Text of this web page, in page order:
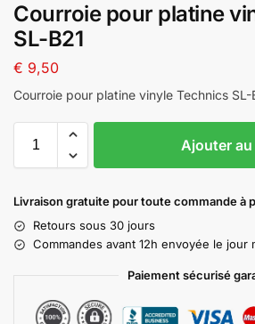
Courroie pour platine
SL-B21
€ 9,50
Courroie pour platine vinyle Technics SL-
Ajouter
Livraison gratuite pour toute commande à
Retours sous 30 jours
Commandes avant 12h envoyée le jour
Paiement sécurisé